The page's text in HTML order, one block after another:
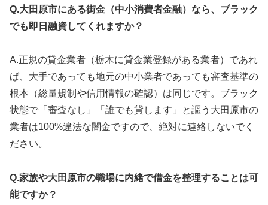
Q.大田原市にある街金（中小消費者金融）なら、ブラック
でも即日融資してくれますか？
A.正規の貸金業者（栃木に貸金業登録がある業者）であれ
ば、大手であっても地元の中小業者であっても審査基準の
根本（総量規制や信用情報の確認）は同じです。ブラック
状態で「審査なし」「誰でも貸します」と謳う大田原市の
業者は100%違法な闇金ですので、絶対に連絡しないでく
ださい。
Q.家族や大田原市の職場に内緒で借金を整理することは可
能ですか？